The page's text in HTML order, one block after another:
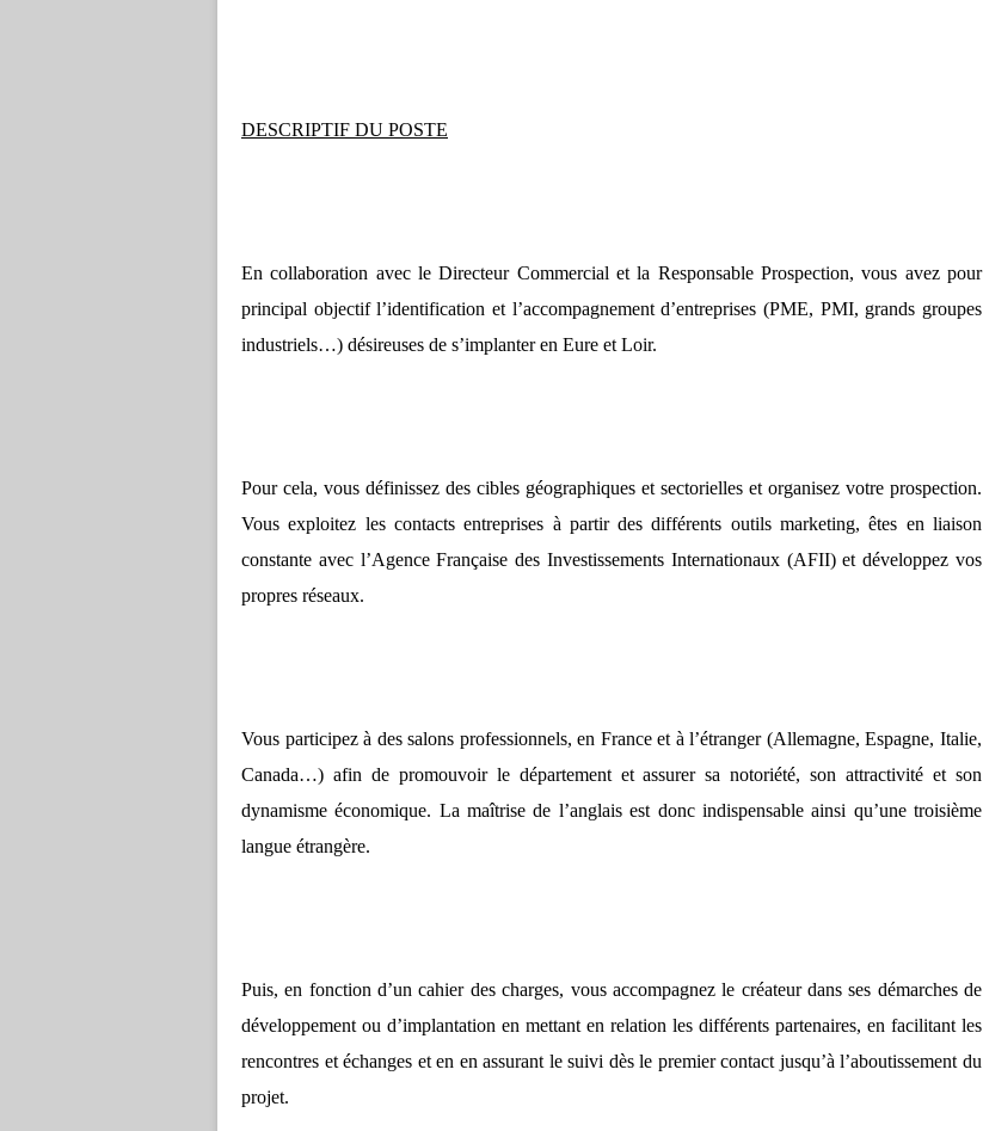
DESCRIPTIF DU POSTE
En collaboration avec le Directeur Commercial et la Responsable Prospection, vous avez pour
principal objectif l’identification et l’accompagnement d’entreprises (PME, PMI, grands groupes
industriels…) désireuses de s’implanter en Eure et Loir.
Pour cela, vous définissez des cibles géographiques et sectorielles et organisez votre prospection.
Vous exploitez les contacts entreprises à partir des différents outils marketing, êtes en liaison
constante avec l’Agence Française des Investissements Internationaux (AFII) et développez vos
propres réseaux.
Vous participez à des salons professionnels, en France et à l’étranger (Allemagne, Espagne, Italie,
Canada…) afin de promouvoir le département et assurer sa notoriété, son attractivité et son
dynamisme économique. La maîtrise de l’anglais est donc indispensable ainsi qu’une troisième
langue étrangère.
Puis, en fonction d’un cahier des charges, vous accompagnez le créateur dans ses démarches de
développement ou d’implantation en mettant en relation les différents partenaires, en facilitant les
rencontres et échanges et en en assurant le suivi dès le premier contact jusqu’à l’aboutissement du
projet.